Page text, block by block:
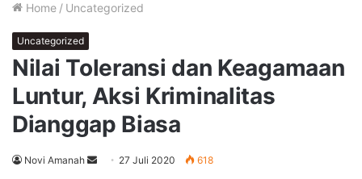
Home / Uncategorized
Uncategorized
Nilai Toleransi dan Keagamaan
Luntur, Aksi Kriminalitas
Dianggap Biasa
Novi Amanah
Send 27 Juli 2020 618